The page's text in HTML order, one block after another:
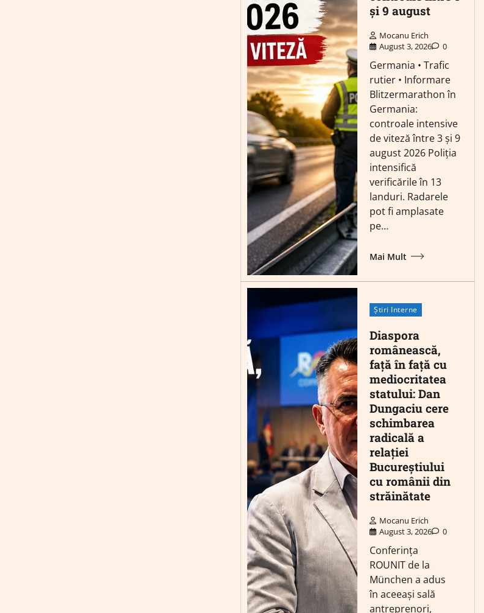
și 9 august
Mocanu Erich
August 3, 2026
0
Germania • Trafic
rutier • Informare
Blitzermarathon în
Germania:
controale intensive
de viteză între 3 și 9
august 2026 Poliția
intensifică
verificările în 13
landuri. Radarele
pot fi amplasate
pe…
Mai Mult
Știri Interne
Diaspora
românească,
față în față cu
mediocritatea
statului: Dan
Dungaciu cere
schimbarea
radicală a
relației
Bucureștiului
cu românii din
străinătate
Mocanu Erich
August 3, 2026
0
Conferința
ROUNIT de la
München a adus
în aceeași sală
antreprenori,